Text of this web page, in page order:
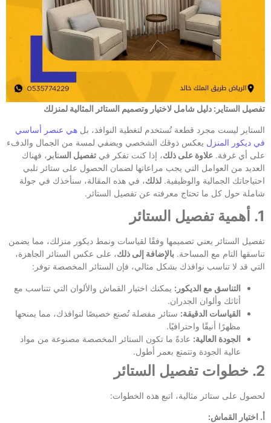
تفصيل الستاير: دليل شامل لاختيار وتصميم الستائر المثالية لمنزلك
الستاير ليست مجرد قطعة تُستخدم لتغطية النوافذ، بل هي عنصر أساسي
في ديكور المنزل يعكس ذوقك الشخصي ويضفي لمسة من الجمال والدفء
على أي غرفة. علاوة على ذلك، إذا كنت تفكر في تفصيل الستاير ، فهناك
العديد من العوامل التي يجب مراعاتها لضمان الحصول على ستائر تلبي
احتياجاتك الجمالية والوظيفية. لذلك، في هذه المقالة، سنأخذك في جولة
شاملة حول كل ما تحتاج معرفته عن تفصيل الستائر.
1. أهمية تفصيل الستائر
تفصيل الستائر يعني تصميمها وفقًا لقياسات ونمط ديكور منزلك، مما يضمن
تناسقها التام مع المساحة. بالإضافة إلى ذلك، على عكس الستائر الجاهزة،
التي قد لا تناسب نوافذك بشكل مثالي، فإن الستائر المخصصة توفر:
التناسق مع الديكور: يمكنك اختيار القماش والألوان التي تتناسب مع
أثاثك وألوان الجدران.
القياسات الدقيقة: ستائر مفصلة تُصنع خصيصًا لنوافذك، مما يمنحها
مظهرًا أنيقًا واحترافيًا.
الجودة العالية: عادةً ما تكون الستائر المخصصة مصنوعة من مواد
عالية الجودة وتتمتع بعمر أطول.
2. خطوات تفصيل الستائر
لحصول على ستائر مثالية، اتبع هذه الخطوات:
أ. اختيار القماش: